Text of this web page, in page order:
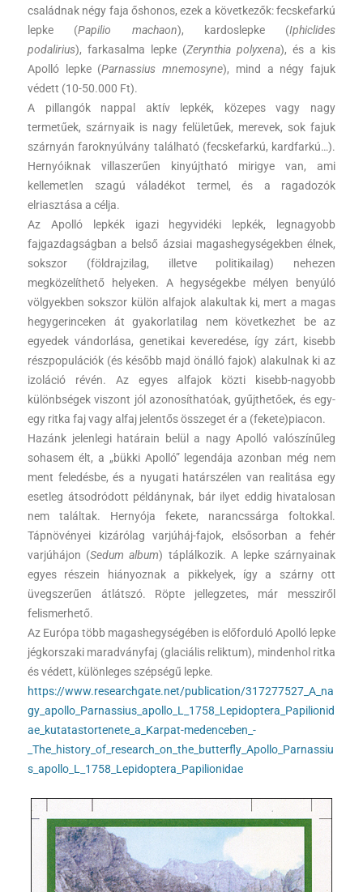
családnak négy faja őshonos, ezek a következők:fecskefarkú
lepke (Papilio machaon), kardoslepke (Iphiclides
podalirius), farkasalma lepke (Zerynthia polyxena), és a kis
Apolló lepke (Parnassius mnemosyne), mind a négy fajuk
védett (10-50.000 Ft).
A pillangók nappal aktív lepkék, közepes vagy nagy
termetűek, szárnyaik is nagy felületűek, merevek, sok fajuk
szárnyán faroknyúlvány található (fecskefarkú, kardfarkú…).
Hernyóiknak villaszerűen kinyújtható mirigye van, ami
kellemetlen szagú váladékot termel, és a ragadozók
elriasztása a célja.
Az Apolló lepkék igazi hegyvidéki lepkék, legnagyobb
fajgazdagságban a belső ázsiai magashegységekben élnek,
sokszor (földrajzilag, illetve politikailag) nehezen
megközelíthető helyeken. A hegységekbe mélyen benyúló
völgyekben sokszor külön alfajok alakultak ki, mert a magas
hegygerinceken át gyakorlatilag nem következhet be az
egyedek vándorlása, genetikai keveredése, így zárt, kisebb
részpopulációk (és később majd önálló fajok) alakulnak ki az
izoláció révén. Az egyes alfajok közti kisebb-nagyobb
különbségek viszont jól azonosíthatóak, gyűjthetőek, és egy-
egy ritka faj vagy alfaj jelentős összeget ér a (fekete)piacon.
Hazánk jelenlegi határain belül a nagy Apolló valószínűleg
sohasem élt, a „bükki Apolló” legendája azonban még nem
ment feledésbe, és a nyugati határszélen van realitása egy
esetleg átsodródott példánynak, bár ilyet eddig hivatalosan
nem találtak. Hernyója fekete, narancssárga foltokkal.
Tápnövényei kizárólag varjúháj-fajok, elsősorban a fehér
varjúhájon (Sedum album) táplálkozik. A lepke szárnyainak
egyes részein hiányoznak a pikkelyek, így a szárny ott
üvegszerűen átlátszó. Röpte jellegzetes, már messziről
felismerhető.
Az Európa több magashegységében is előforduló Apolló lepke
jégkorszaki maradványfaj (glaciális reliktum), mindenhol ritka
és védett, különleges szépségű lepke.
https://www.researchgate.net/publication/317277527_A_na
gy_apollo_Parnassius_apollo_L_1758_Lepidoptera_Papilionid
ae_kutatastortenete_a_Karpat-medenceben_-
_The_history_of_research_on_the_butterfly_Apollo_Parnassiu
s_apollo_L_1758_Lepidoptera_Papilionidae